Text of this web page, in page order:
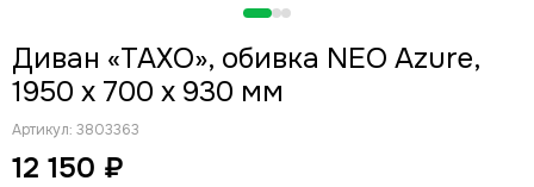
Диван «ТАХО», обивка NEO Azure,
1950 х 700 х 930 мм
Артикул: 3803363
12 150 ₽